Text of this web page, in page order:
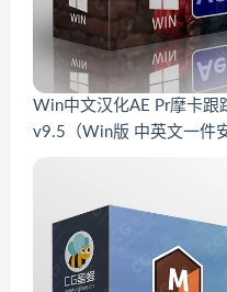
Win中文汉化AE Pr摩卡跟
v9.5（Win版 中英文一件